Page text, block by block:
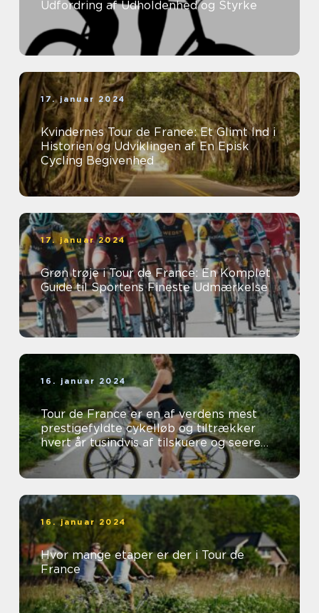
Udfordring af Udholdenhed og Styrke
17. januar 2024
Kvindernes Tour de France: Et Glimt Ind i
Historien og Udviklingen af En Episk
Cycling Begivenhed
17. januar 2024
Grøn trøje i Tour de France: En Komplet
Guide til Sportens Fineste Udmærkelse
16. januar 2024
Tour de France er en af verdens mest
prestigefyldte cykelløb og tiltrækker
hvert år tusindvis af tilskuere og seere
fra hele verden
16. januar 2024
Hvor mange etaper er der i Tour de
France